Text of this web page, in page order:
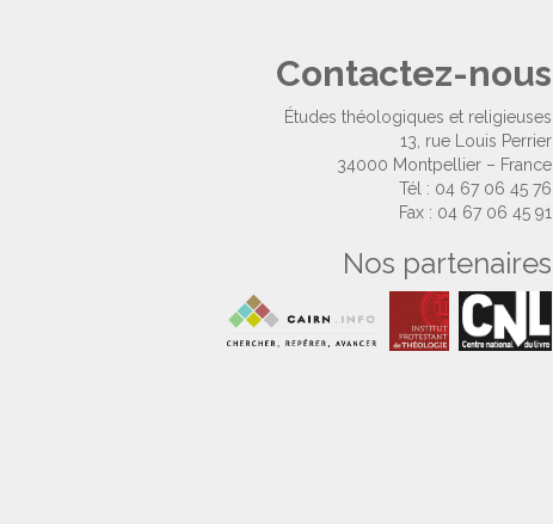
Contactez-nous
Études théologiques et religieuses
13, rue Louis Perrier
34000 Montpellier – France
Tél : 04 67 06 45 76
Fax : 04 67 06 45 91
Nos partenaires